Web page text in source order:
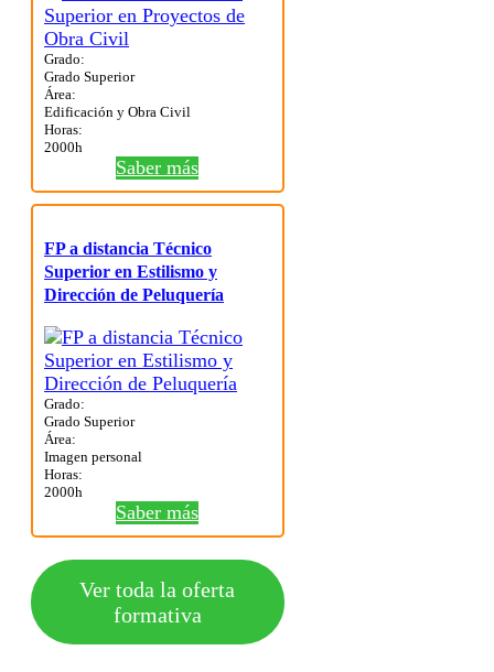
Grado:
Grado Superior
Área:
Edificación y Obra Civil
Horas:
2000h
Saber más
FP a distancia Técnico
Superior en Estilismo y
Dirección de Peluquería
Grado:
Grado Superior
Área:
Imagen personal
Horas:
2000h
Saber más
Ver toda la oferta
formativa